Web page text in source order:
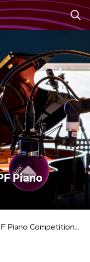
Piano
Yang Yang Cai wint YPF Piano Competition 2019